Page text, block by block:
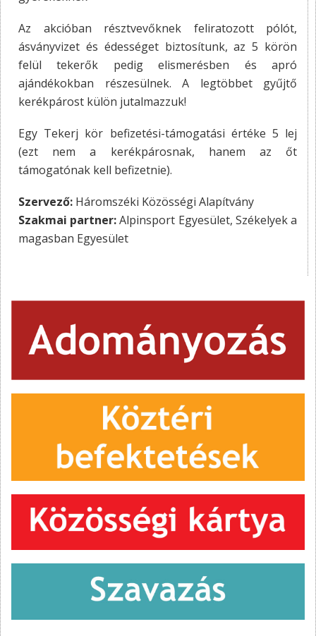
Az akcióban résztvevőknek feliratozott pólót,
ásványvizet és édességet biztosítunk, az 5 körön
felül tekerők pedig elismerésben és apró
ajándékokban részesülnek. A legtöbbet gyűjtő
kerékpárost külön jutalmazzuk!
Egy Tekerj kör befizetési-támogatási értéke 5 lej
(ezt nem a kerékpárosnak, hanem az őt
támogatónak kell befizetnie).
Szervező: Háromszéki Közösségi Alapítvány
Szakmai partner:Alpinsport Egyesület, Székelyek a
magasban Egyesület